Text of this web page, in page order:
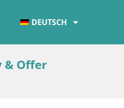
DEUTSCH
& Offer